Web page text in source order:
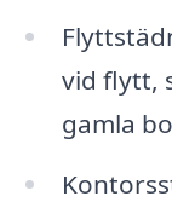
vid flytt,
gamla